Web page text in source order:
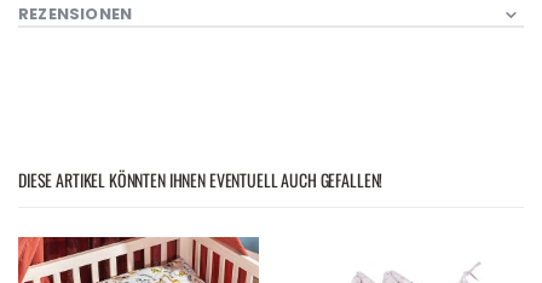
REZENSIONEN
DIESE ARTIKEL KÖNNTEN IHNEN EVENTUELL AUCH GEFALLEN!